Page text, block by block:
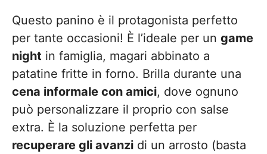
Questo panino è il protagonista perfetto
per tante occasioni! È l’ideale per un game
night in famiglia, magari abbinato a
patatine fritte in forno. Brilla durante una
cena informale con amici, dove ognuno
può personalizzare il proprio con salse
extra. È la soluzione perfetta per
recuperare gli avanzi di un arrosto (basta